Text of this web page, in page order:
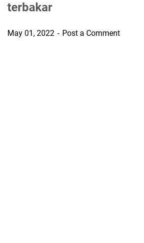
terbakar
May 01, 2022 Post a Comment